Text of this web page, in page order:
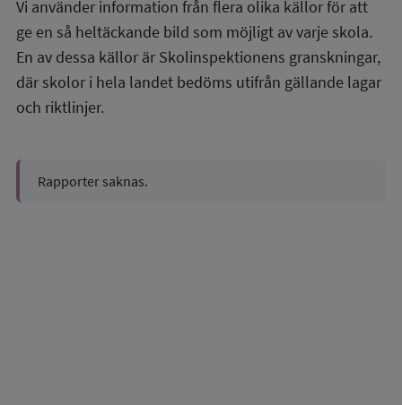
Vi använder information från flera olika källor för att
ge en så heltäckande bild som möjligt av varje skola.
En av dessa källor är Skolinspektionens granskningar,
där skolor i hela landet bedöms utifrån gällande lagar
och riktlinjer.
Rapporter saknas.